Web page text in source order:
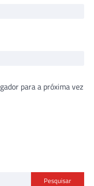
para a próxima vez
Pesquisar